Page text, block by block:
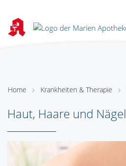
Home Krankheiten & Therapie
Haut, Haare und Nägel